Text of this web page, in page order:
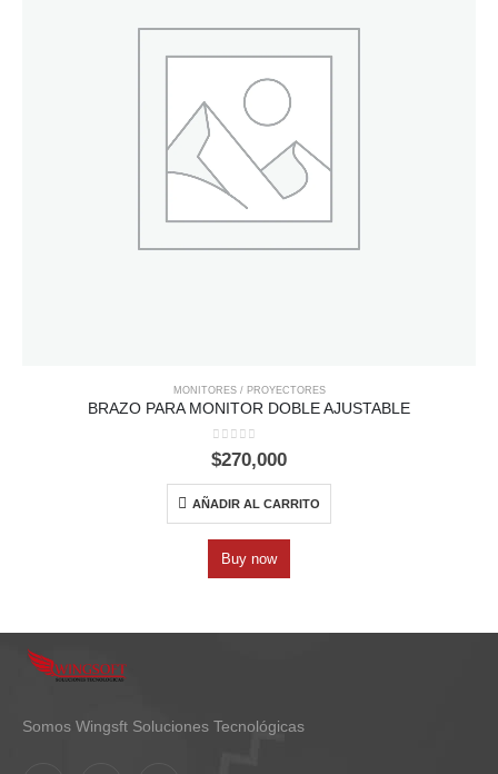
MONITORES / PROYECTORES
BRAZO PARA MONITOR DOBLE AJUSTABLE
0out of 5
$270,000
AÑADIR AL CARRITO
Buy now
Somos Wingsft Soluciones Tecnológicas